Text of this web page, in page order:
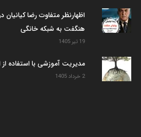
اظهارنظر متفاوت رضا کیانیان
هنگفت به شبکه خانگی
19 تیر 1405
مدیریت آموزشی با استفاده از
2 خرداد 1405